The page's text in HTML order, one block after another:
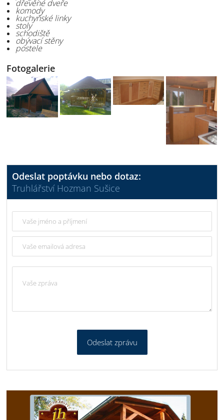
dřevěné dveře
komody
kuchyňské linky
stoly
schodiště
obývací stěny
postele
Fotogalerie
Odeslat poptávku nebo dotaz:
Truhlářství Hozman Sušice
Odeslat zprávu